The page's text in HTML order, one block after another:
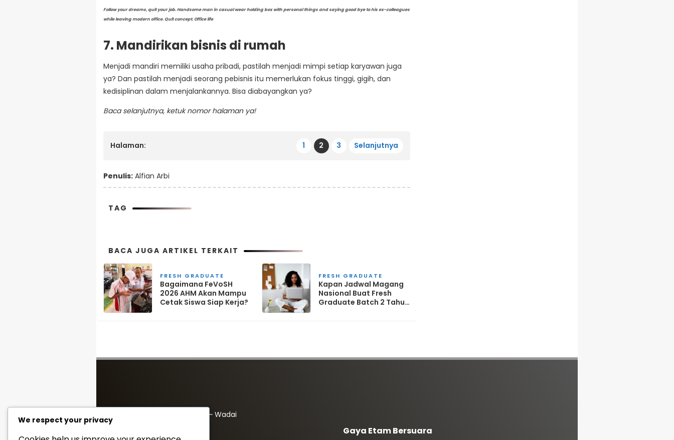
Follow your dreams, quit your job. Handsome man in casual wear holding box with personal things and saying good bye to his ex-colleagues
while leaving modern office. Quit concept. Office life
7. Mandirikan bisnis di rumah
Menjadi mandiri memiliki usaha pribadi, pastilah menjadi mimpi setiap karyawan juga
ya? Dan pastilah menjadi seorang pebisnis itu memerlukan fokus tinggi, gigih, dan
kedisiplinan dalam menjalankannya. Bisa diabayangkan ya?
Baca selanjutnya, ketuk nomor halaman ya!
Halaman: 1 2 3 Selanjutnya
Penulis: Alfian Arbi
TAG
BACA JUGA ARTIKEL TERKAIT
FRESH GRADUATE
Bagaimana FeVoSH
2026 AHM Akan Mampu
Cetak Siswa Siap Kerja?
FRESH GRADUATE
Kapan Jadwal Magang
Nasional Buat Fresh
Graduate Batch 2 Tahun
PT Wadah Inspirasi Muda ~ Wadai
Gaya Etam Bersuara
We respect your privacy